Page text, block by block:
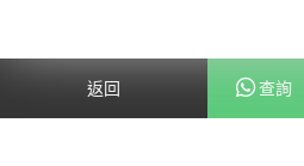
返回 查詢